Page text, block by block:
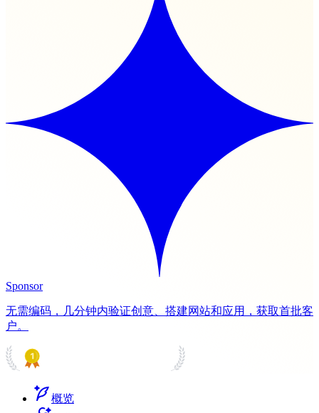
Sponsor
无需编码，几分钟内验证创意、搭建网站和应用，获取首批客
户。
概览